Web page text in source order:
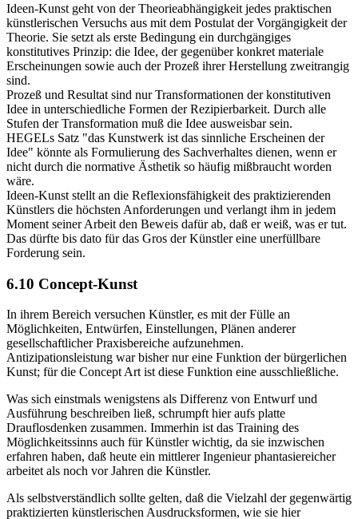
Ideen-Kunst geht von der Theorieabhängigkeit jedes praktischen
künstlerischen Versuchs aus mit dem Postulat der Vorgängigkeit der
Theorie. Sie setzt als erste Bedingung ein durchgängiges
konstitutives Prinzip: die Idee, der gegenüber konkret materiale
Erscheinungen sowie auch der Prozeß ihrer Herstellung zweitrangig
sind.
Prozeß und Resultat sind nur Transformationen der konstitutiven
Idee in unterschiedliche Formen der Rezipierbarkeit. Durch alle
Stufen der Transformation muß die Idee ausweisbar sein.
HEGELs Satz "das Kunstwerk ist das sinnliche Erscheinen der
Idee" könnte als Formulierung des Sachverhaltes dienen, wenn er
nicht durch die normative Ästhetik so häufig mißbraucht worden
wäre.
Ideen-Kunst stellt an die Reflexionsfähigkeit des praktizierenden
Künstlers die höchsten Anforderungen und verlangt ihm in jedem
Moment seiner Arbeit den Beweis dafür ab, daß er weiß, was er tut.
Das dürfte bis dato für das Gros der Künstler eine unerfüllbare
Forderung sein.
6.10 Concept-Kunst
In ihrem Bereich versuchen Künstler, es mit der Fülle an
Möglichkeiten, Entwürfen, Einstellungen, Plänen anderer
gesellschaftlicher Praxisbereiche aufzunehmen.
Antizipationsleistung war bisher nur eine Funktion der bürgerlichen
Kunst; für die Concept Art ist diese Funktion eine ausschließliche.
Was sich einstmals wenigstens als Differenz von Entwurf und
Ausführung beschreiben ließ, schrumpft hier aufs platte
Drauflosdenken zusammen. Immerhin ist das Training des
Möglichkeitssinns auch für Künstler wichtig, da sie inzwischen
erfahren haben, daß heute ein mittlerer Ingenieur phantasiereicher
arbeitet als noch vor Jahren die Künstler.
Als selbstverständlich sollte gelten, daß die Vielzahl der gegenwärtig
praktizierten künstlerischen Ausdrucksformen, wie sie hier